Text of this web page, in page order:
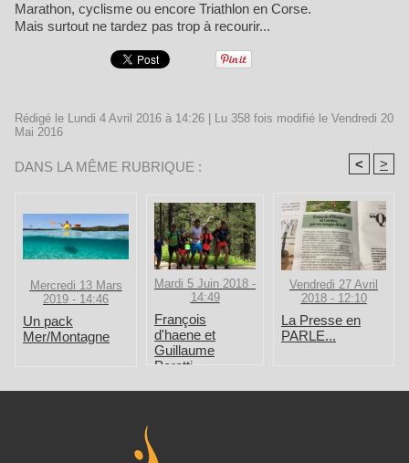
Marathon, cyclisme ou encore Triathlon en Corse.
Mais surtout ne tardez pas trop à recourir...
Rédigé le Lundi 4 Avril 2016 à 14:26 | Lu 358 fois modifié le Vendredi 20
Mai 2016
DANS LA MÊME RUBRIQUE : < >
Mercredi 13 Mars
2019 - 14:46
Un pack
Mer/Montagne
Mardi 5 Juin 2018 -
14:49
François
d'haene et
Guillaume
Peretti
Vendredi 27 Avril
2018 - 12:10
La Presse en
PARLE...